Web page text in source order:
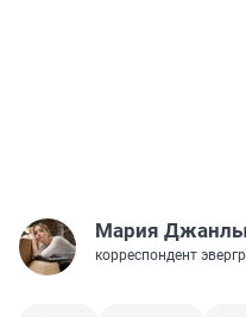
Мария Джанлы
корреспондент